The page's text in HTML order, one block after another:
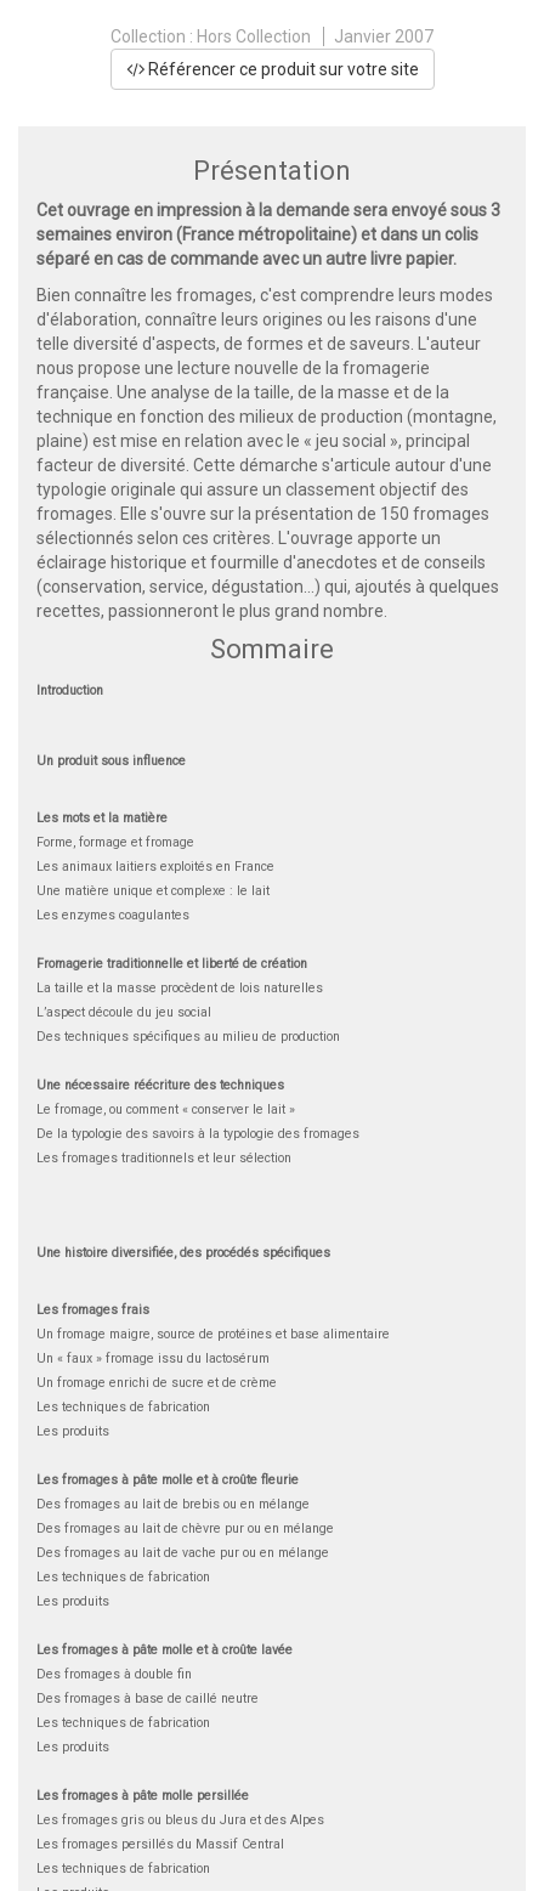
Collection : Hors Collection
Janvier 2007
Référencer ce produit sur votre site
Présentation
Cet ouvrage en impression à la demande sera envoyé sous 3
semaines environ (France métropolitaine) et dans un colis
séparé en cas de commande avec un autre livre papier.
Bien connaître les fromages, c'est comprendre leurs modes
d'élaboration, connaître leurs origines ou les raisons d'une
telle diversité d'aspects, de formes et de saveurs. L'auteur
nous propose une lecture nouvelle de la fromagerie
française. Une analyse de la taille, de la masse et de la
technique en fonction des milieux de production (montagne,
plaine) est mise en relation avec le « jeu social », principal
facteur de diversité. Cette démarche s'articule autour d'une
typologie originale qui assure un classement objectif des
fromages. Elle s'ouvre sur la présentation de 150 fromages
sélectionnés selon ces critères. L'ouvrage apporte un
éclairage historique et fourmille d'anecdotes et de conseils
(conservation, service, dégustation...) qui, ajoutés à quelques
recettes, passionneront le plus grand nombre.
Sommaire
Introduction
Un produit sous influence
Les mots et la matière
Forme, formage et fromage
Les animaux laitiers exploités en France
Une matière unique et complexe : le lait
Les enzymes coagulantes
Fromagerie traditionnelle et liberté de création
La taille et la masse procèdent de lois naturelles
L’aspect découle du jeu social
Des techniques spécifiques au milieu de production
Une nécessaire réécriture des techniques
Le fromage, ou comment « conserver le lait »
De la typologie des savoirs à la typologie des fromages
Les fromages traditionnels et leur sélection
Une histoire diversifiée, des procédés spécifiques
Les fromages frais
Un fromage maigre, source de protéines et base alimentaire
Un « faux » fromage issu du lactosérum
Un fromage enrichi de sucre et de crème
Les techniques de fabrication
Les produits
Les fromages à pâte molle et à croûte fleurie
Des fromages au lait de brebis ou en mélange
Des fromages au lait de chèvre pur ou en mélange
Des fromages au lait de vache pur ou en mélange
Les techniques de fabrication
Les produits
Les fromages à pâte molle et à croûte lavée
Des fromages à double fin
Des fromages à base de caillé neutre
Les techniques de fabrication
Les produits
Les fromages à pâte molle persillée
Les fromages gris ou bleus du Jura et des Alpes
Les fromages persillés du Massif Central
Les techniques de fabrication